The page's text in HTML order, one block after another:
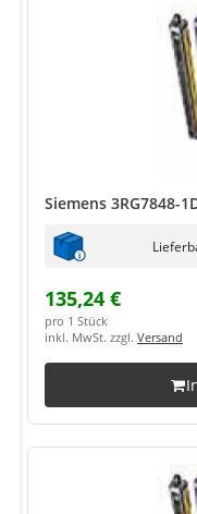
Siemens 3RG7848-
135,24 €
pro 1 Stück
inkl. MwSt. zzgl. Versand